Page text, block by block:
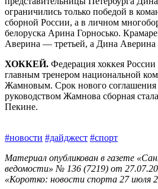
ограничились только победой в
сборной России, а в личном
белоруска Арина Горносько.
Аверина — третьей, а Дина Аверина
ХОККЕЙ. Федерация хоккея России
главным тренером национальной
Жамновым. Срок нового
руководством Жамнова сборная
Пекине.
#новости #дайджест #спорт
Материал опубликован в газете
ведомости» № 136 (7219) от
«Коротко: новости спорта 27 июля